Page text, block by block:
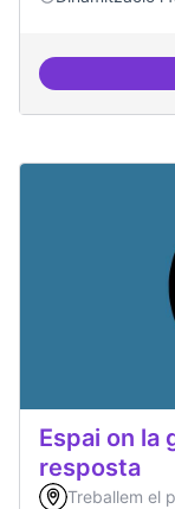
Espai on la
resposta
Treballem el